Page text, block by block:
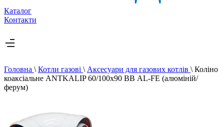
Каталог
Контакти
Головна \ Котли газові \ Аксесуари для газових котлів \ Коліно
коаксіальне ANTKALIP 60/100х90 ВВ AL-FE (алюміній/
ферум)